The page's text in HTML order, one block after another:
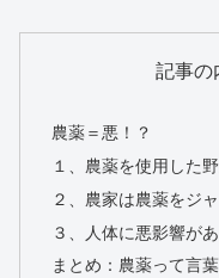
記事の
農薬＝悪！？
１、農薬を使用した
２、農家は農薬をジ
３、人体に悪影響が
まとめ：農薬って言